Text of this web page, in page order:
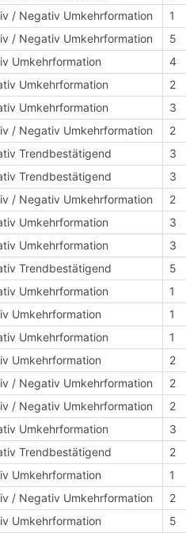
/ Negativ Umkehrformation 1
/ Negativ Umkehrformation 5
Umkehrformation 4
Umkehrformation 2
Umkehrformation 3
/ Negativ Umkehrformation 2
Trendbestätigend 3
Trendbestätigend 3
/ Negativ Umkehrformation 2
Umkehrformation 3
Umkehrformation 3
Trendbestätigend 5
Umkehrformation 1
Umkehrformation 1
Umkehrformation 1
Umkehrformation 2
/ Negativ Umkehrformation 2
/ Negativ Umkehrformation 2
Umkehrformation 3
Trendbestätigend 2
Umkehrformation 1
/ Negativ Umkehrformation 2
Umkehrformation 5